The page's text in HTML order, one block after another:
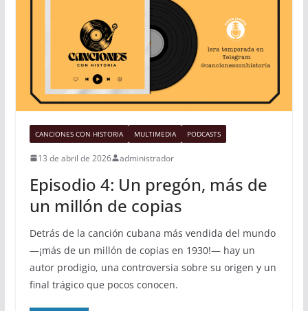
CANCIONES CON HISTORIA MULTIMEDIA PODCASTS
13 de abril de 2026 administrador
Episodio 4: Un pregón, más de
un millón de copias
Detrás de la canción cubana más vendida del mundo
—¡más de un millón de copias en 1930!— hay un
autor prodigio, una controversia sobre su origen y un
final trágico que pocos conocen.